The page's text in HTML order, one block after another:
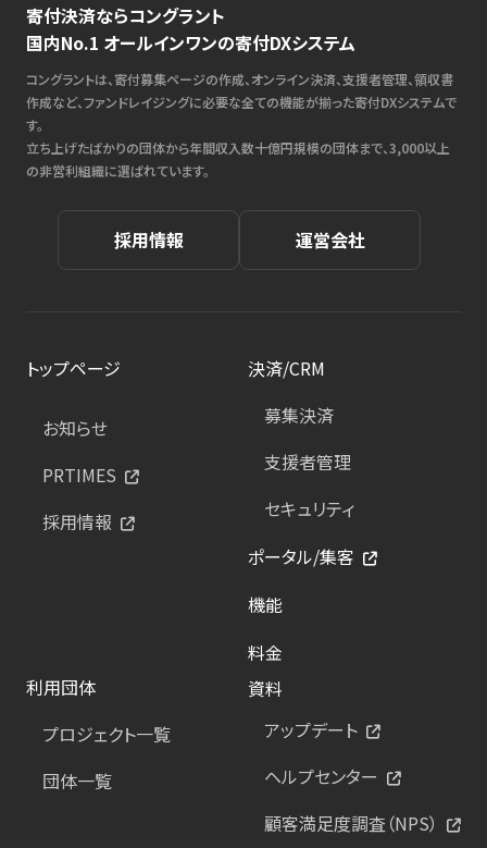
寄付決済ならコングラント
国内No.1 オールインワンの寄付DXシステム
コングラントは、寄付募集ページの作成、オンライン決済、支援者管理、領収書
作成など、ファンドレイジングに必要な全ての機能が揃った寄付DXシステムで
す。
立ち上げたばかりの団体から年間収入数十億円規模の団体まで、3,000以上
の非営利組織に選ばれています。
採用情報 運営会社
トップページ
お知らせ
PRTIMES
採用情報
決済/CRM
募集決済
支援者管理
セキュリティ
ポータル/集客
機能
料金
利用団体
プロジェクト一覧
団体一覧
資料
アップデート
ヘルプセンター
顧客満足度調査（NPS）